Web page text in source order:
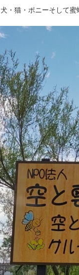
犬・猫・ポニーそして